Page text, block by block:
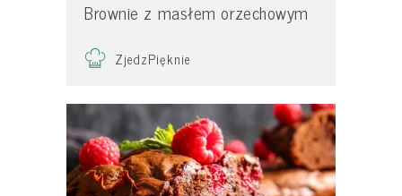
Brownie z masłem orzechowym
ZjedzPięknie